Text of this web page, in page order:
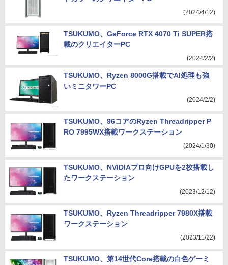
(2024/4/12)
TSUKUMO、GeForce RTX 4070 Ti SUPER搭
載のクリエイターPC
(2024/2/2)
TSUKUMO、Ryzen 8000G搭載でAI処理も強
いミニタワーPC
(2024/2/2)
TSUKUMO、96コアのRyzen Threadripper P
RO 7995WX搭載ワークステーション
(2024/1/30)
TSUKUMO、NVIDIAプロ向けGPUを2枚搭載し
たワークステーション
(2023/12/12)
TSUKUMO、Ryzen Threadripper 7980X搭載
ワークステーション
(2023/11/22)
TSUKUMO、第14世代Core搭載の白色ゲーミ